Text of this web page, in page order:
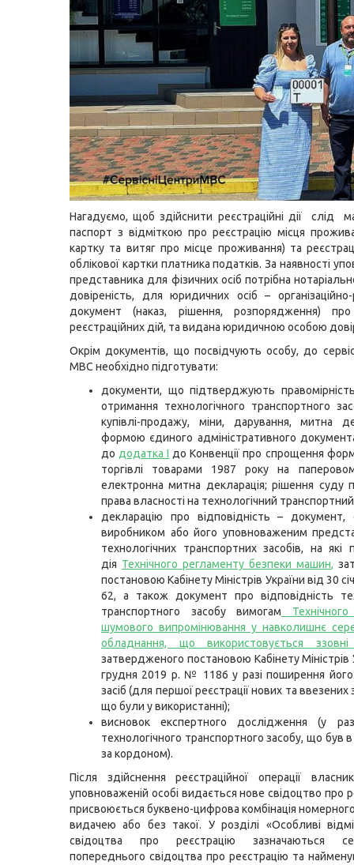
Нагадуємо, щоб здійснити реєстраційні дії слід
паспорт з відміткою про реєстрацію місця
картку та витяг про місце проживання) та
облікової картки платника податків. За наявності
представника для фізичних осіб потрібна
довіреність, для юридичних осіб –
документ (наказ, рішення, розпорядження) про
реєстраційних дій, та видана юридичною особою
Окрім документів, що посвідчують особу, до
МВС необхідно підготувати:
документи, що підтверджують
отримання технологічного транспортного
купівлі-продажу, міни, дарування, митна
формою єдиного адміністративного
до додатка I до Конвенції про спрощення
торгівлі товарами 1987 року на
електронна митна декларація; рішення суду
права власності на технологічний
декларацію про відповідність –
виробником або його уповноваженим
технологічних транспортних засобів, на які
дія Технічного регламенту безпеки машин,
постановою Кабінету Міністрів України від 30
62, а також документ про відповідність
транспортного засобу вимогам
шумового випромінювання у навколишнє
обладнання, що використовується
затвердженого постановою Кабінету Міністрів
грудня 2019 р. № 1186 у разі поширення його
засіб (для першої реєстрації нових та ввезених
що були у використанні);
висновок експертного дослідження (у
технологічного транспортного засобу, що був в
за кордоном).
Після здійснення реєстраційної операції
уповноваженій особі видається нове свідоцтво про
присвоюється буквено-цифрова комбінація
видачею або без такої. У розділі «Особливі
свідоцтва про реєстрацію зазначаються
попереднього свідоцтва про реєстрацію та